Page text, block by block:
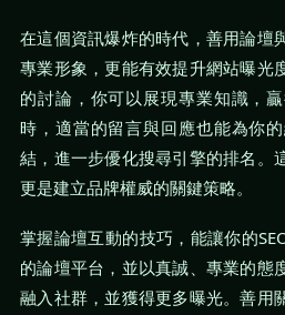
在這個資訊爆炸的時代，善用論壇
專業形象，更能有效提升網站曝光
的討論，你可以展現專業知識，
時，適當的留言與回應也能為你
結，進一步優化搜尋引擎的排名。
更是建立品牌權威的關鍵策略。
掌握論壇互動的技巧，能讓你的
的論壇平台，並以真誠、專業的態
融入社群，並獲得更多曝光。善用